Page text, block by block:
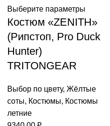
Выберите параметры
Костюм «ZENITH»
(Рипстоп, Pro Duck
Hunter)
TRITONGEAR
Выбор по цвету, Жёлтые
соты, Костюмы, Костюмы
летние